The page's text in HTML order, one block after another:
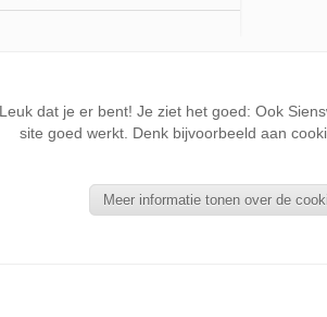
NIEUWE PRODUCTEN
Leuk dat je er bent! Je ziet het goed: Ook
site goed werkt. Denk bijvoorbeeld aan
Meer informatie tonen over de